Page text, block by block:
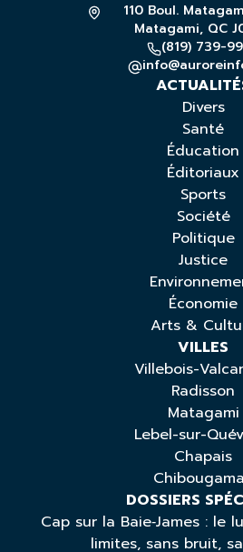
110 Boul.
Matagami, QC
(819) 739-
Divers
Santé
Éducation
Éditoriaux
Sports
Société
Politique
Justice
Économie
Arts &
VILLES
Villebois-
Radisson
Matagami
Lebel-sur-
Chapais
DOSSIERS
Cap sur la Baie‑James : le
limites, sans bruit,